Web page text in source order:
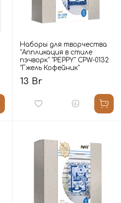
Наборы для творчества
"Аппликация в стиле
пэчворк" "PEPPY" CPW-0132
"Гжель Кофейник"
13 Br